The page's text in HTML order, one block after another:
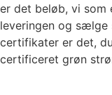
er det beløb, vi som
leveringen og sælge
certifikater er det,
certificeret grøn